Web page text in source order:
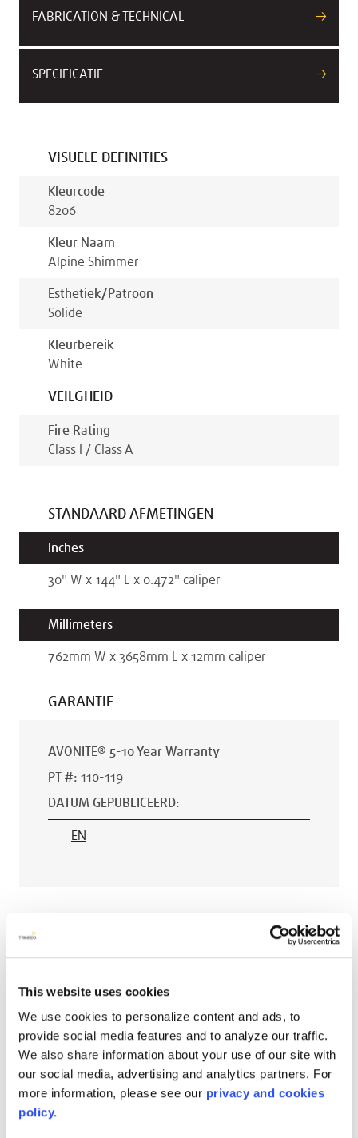
This website uses cookies
We use cookies to personalize content and ads, to
provide social media features and to analyze our traffic.
We also share information about your use of our site with
our social media, advertising and analytics partners. For
more information, please see our privacy and cookies
policy.
FABRICATION & TECHNICAL
SPECIFICATIE
VISUELE DEFINITIES
Kleurcode
8206
Kleur Naam
Alpine Shimmer
Esthetiek/patroon
Solide
Kleurbereik
White
VEILGHEID
Fire Rating
Class I / Class A
STANDAARD AFMETINGEN
Inches
30" W x 144" L x 0.472" caliper
Millimeters
762mm W x 3658mm L x 12mm caliper
GARANTIE
AVONITE® 5-10 Year Warranty
PT #: 110-119
DATUM GEPUBLICEERD:
EN
AVONITE® 10 YEAR ADVANC3